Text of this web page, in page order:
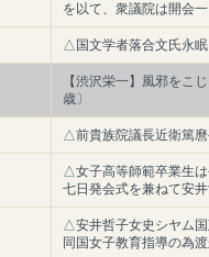
を以て、衆議院は開会
△国文学者落合文氏永眠
【渋沢栄一】風邪をこ
歳〕
△前貴族院議長近衛篤
△女子高等師範卒業生
七日発会式を兼ねて安
△安井哲子女史シヤム
同国女子教育指導の為